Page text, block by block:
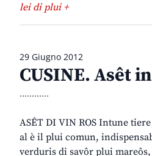
lei di plui +
29 Giugno 2012
CUSINE. Asêt
............
ASÊT DI VIN ROS Intune
al è il plui comun,
verduris di savôr plui